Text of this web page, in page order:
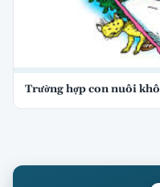
Trường hợp con nuôi